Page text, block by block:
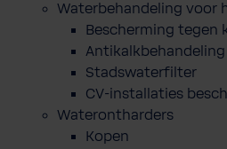
Waterbehandeling voor
Bescherming tegen
Antikalkbehandeling
Stadswaterfilter
CV-installaties
Waterontharders
Kopen